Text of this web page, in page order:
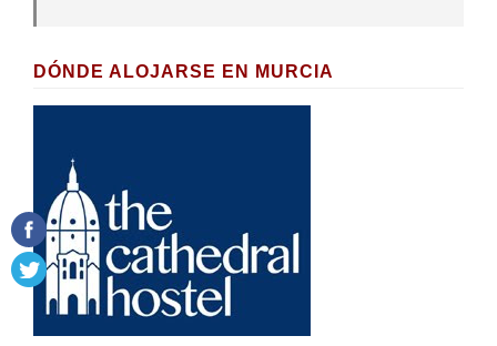
DÓNDE ALOJARSE EN MURCIA